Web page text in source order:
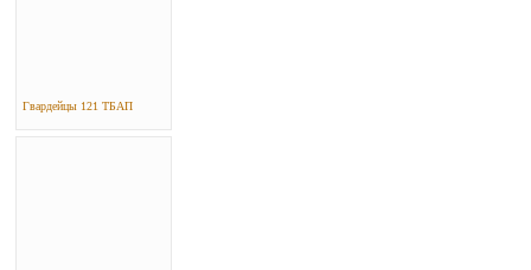
Гвардейцы 121 ТБАП